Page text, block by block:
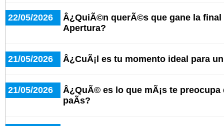
22/05/2026
Â¿QuiÃ©n querÃ©s que gane la final
Apertura?
21/05/2026 Â¿CuÃ¡l es tu momento ideal para
21/05/2026
Â¿QuÃ© es lo que mÃ¡s te
paÃ­s?